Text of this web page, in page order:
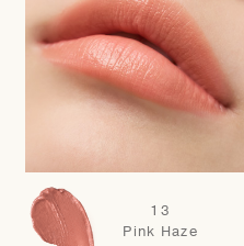
13
Pink Haze